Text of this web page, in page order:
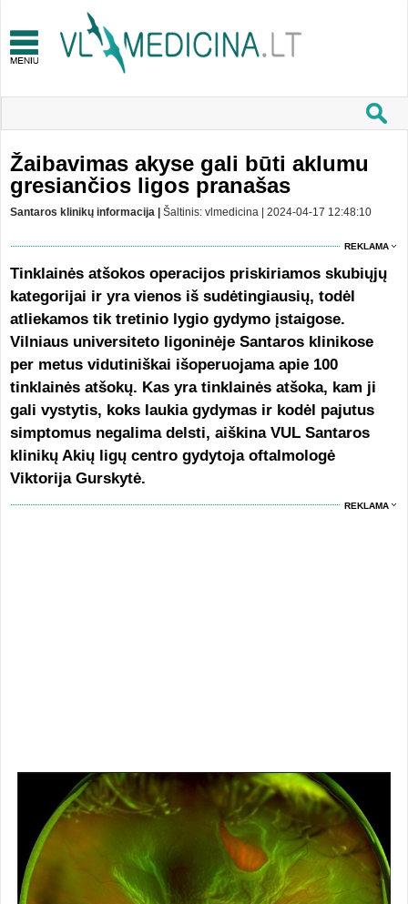
Žaibavimas akyse gali būti aklumu
gresiančios ligos pranašas
Santaros klinikų informacija | Šaltinis: vlmedicina | 2024-04-17 12:48:10
REKLAMA
Tinklainės atšokos operacijos priskiriamos skubiųjų
kategorijai ir yra vienos iš sudėtingiausių, todėl
atliekamos tik tretinio lygio gydymo įstaigose.
Vilniaus universiteto ligoninėje Santaros klinikose
per metus vidutiniškai išoperuojama apie 100
tinklainės atšokų. Kas yra tinklainės atšoka, kam ji
gali vystytis, koks laukia gydymas ir kodėl pajutus
simptomus negalima delsti, aiškina VUL Santaros
klinikų Akių ligų centro gydytoja oftalmologė
Viktorija Gurskytė.
REKLAMA